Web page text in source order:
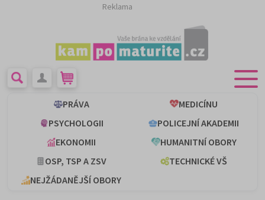
Reklama
PRÁVA
MEDICÍNU
PSYCHOLOGII
POLICEJNÍ AKADEMII
EKONOMII
HUMANITNÍ OBORY
OSP, TSP A ZSV
TECHNICKÉ VŠ
NEJŽÁDANĚJŠÍ OBORY